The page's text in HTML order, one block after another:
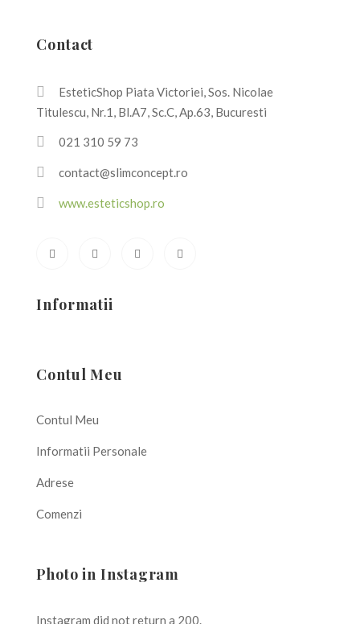
Contact
EsteticShop Piata Victoriei, Sos. Nicolae
Titulescu, Nr.1, Bl.A7, Sc.C, Ap.63, Bucuresti
021 310 59 73
contact@slimconcept.ro
www.esteticshop.ro
Informatii
Contul Meu
Contul Meu
Informatii Personale
Adrese
Comenzi
Photo in Instagram
Instagram did not return a 200.